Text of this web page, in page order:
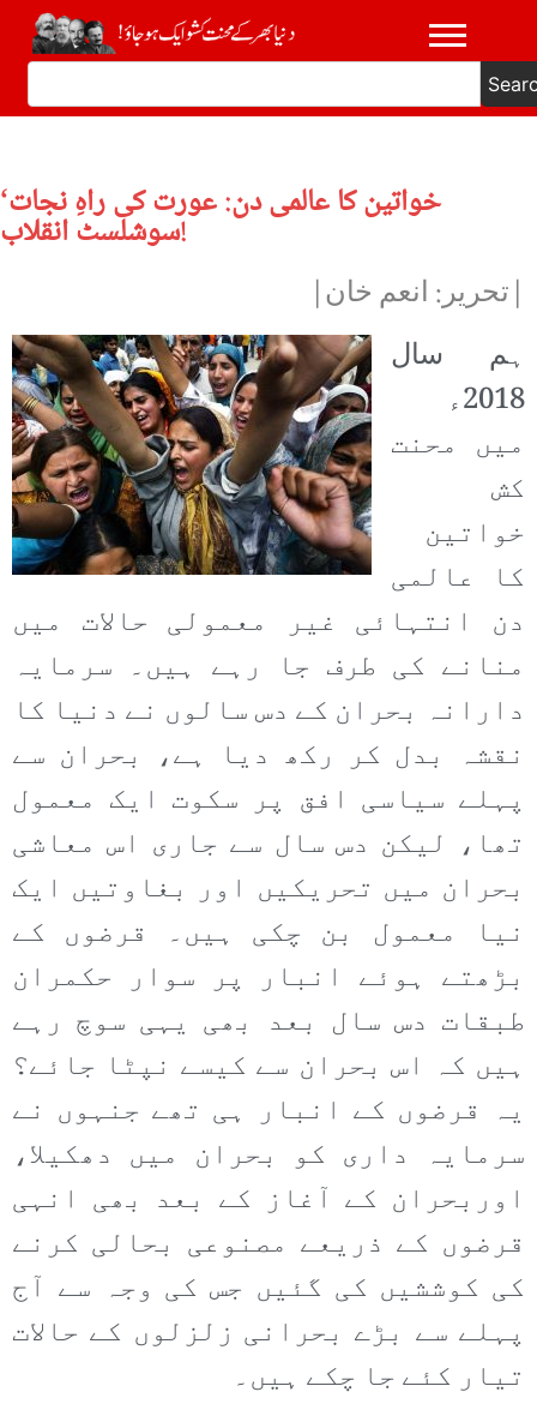
خواتین کا عالمی دن: عورت کی راہِ نجات‘
سوشلسٹ انقلاب!
|تحریر: انعم خان|
ہم سال
2018ء
میں محنت
کش
خواتین
کا عالمی
دن انتہائی غیر معمولی حالات میں
منانے کی طرف جا رہے ہیں۔ سرمایہ
دارانہ بحران کے دس سالوں نے دنیا کا
نقشہ بدل کر رکھ دیا ہے، بحران سے
پہلے سیاسی افق پر سکوت ایک معمول
تھا، لیکن دس سال سے جاری اس معاشی
بحران میں تحریکیں اور بغاوتیں ایک
نیا معمول بن چکی ہیں۔ قرضوں کے
بڑھتے ہوئے انبار پر سوار حکمران
طبقات دس سال بعد بھی یہی سوچ رہے
ہیں کہ اس بحران سے کیسے نپٹا جائے؟
یہ قرضوں کے انبار ہی تھے جنہوں نے
سرمایہ داری کو بحران میں دھکیلا،
اوربحران کے آغاز کے بعد بھی انہی
قرضوں کے ذریعے مصنوعی بحالی کرنے
کی کوششیں کی گئیں جس کی وجہ سے آج
پہلے سے بڑے بحرانی زلزلوں کے حالات
تیار کئے جا چکے ہیں۔